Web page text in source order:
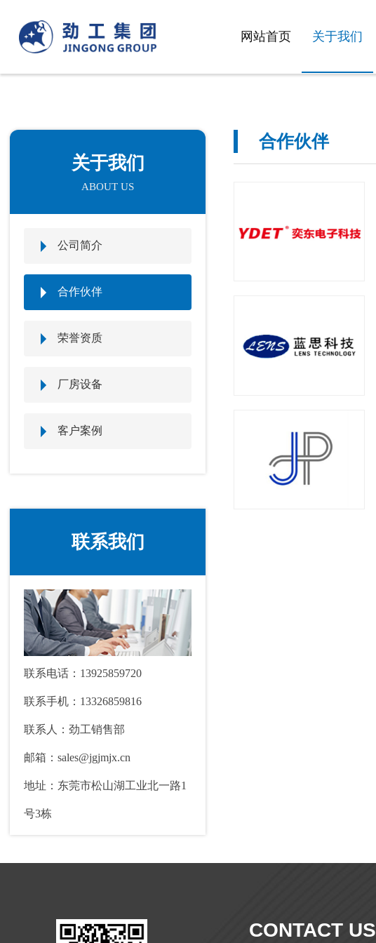
网站首页 关于我们
关于我们
ABOUT US
公司简介
合作伙伴
荣誉资质
厂房设备
客户案例
联系我们
联系电话：13925859720
联系手机：13326859816
联系人：劲工销售部
邮箱：sales@jgjmjx.cn
地址：东莞市松山湖工业北一路1
号3栋
合作伙伴
CONTACT US